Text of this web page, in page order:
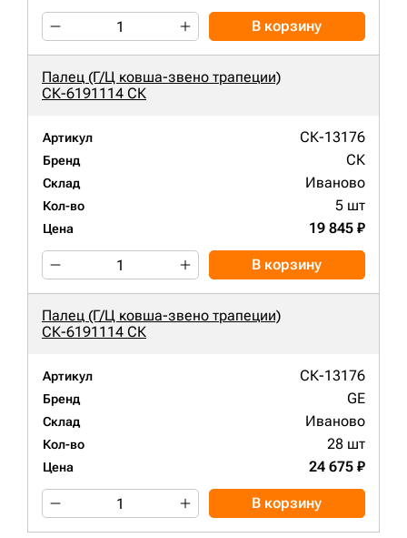
В корзину
Палец (Г/Ц ковша-звено трапеции)
СК-6191114 СК
Артикул СК-13176
Бренд СК
Склад Иваново
Кол-во 5 шт
Цена 19 845 ₽
В корзину
Палец (Г/Ц ковша-звено трапеции)
СК-6191114 СК
Артикул СК-13176
Бренд GE
Склад Иваново
Кол-во 28 шт
Цена 24 675 ₽
В корзину